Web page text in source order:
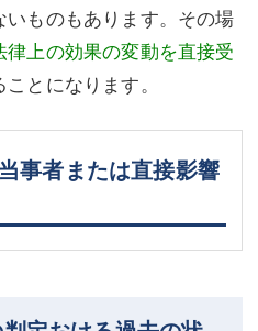
ものもあります。その場
上の効果の変動を直接受
とになります。
事者または直接影響